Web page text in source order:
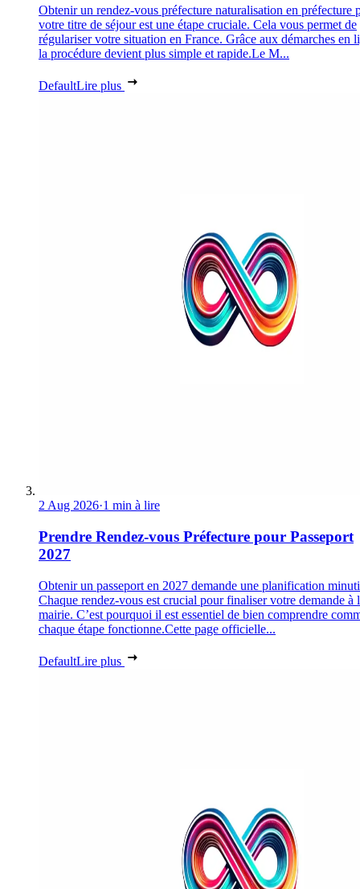
Obtenir un rendez-vous préfecture naturalisation en préfecture
votre titre de séjour est une étape cruciale. Cela vous permet de
régulariser votre situation en France. Grâce aux démarches en
la procédure devient plus simple et rapide.Le M...
DefaultLire plus
2 Aug 2026·1 min à lire
Prendre Rendez-vous Préfecture pour Passeport
2027
Obtenir un passeport en 2027 demande une planification
Chaque rendez-vous est crucial pour finaliser votre demande à
mairie. C’est pourquoi il est essentiel de bien comprendre
chaque étape fonctionne.Cette page officielle...
DefaultLire plus